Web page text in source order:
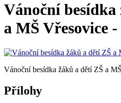
Vánoční
a MŠ Vřesovice -
Vánoční besídka žáků a dětí ZŠ a
Přílohy